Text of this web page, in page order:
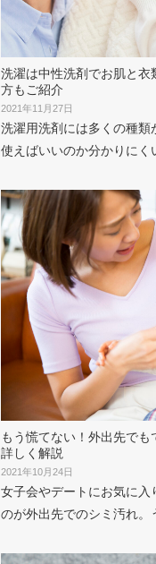
洗濯は中性洗剤でお肌と
方もご紹介
2021年11月27日
洗濯用洗剤には多くの種類
使えばいいのか分かりにく
もう慌てない！外出先で
詳しく解説
2021年10月24日
女子会やデートにお気に入
のが外出先でのシミ汚れ。